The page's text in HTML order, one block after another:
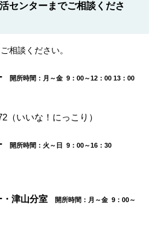
センターまでご相談くださ
相談ください。
開所時間：月～金 9：00～12：00 13：00
いいな！にっこり）
開所時間：火～日 9：00～16：30
・津山分室
開所時間：月～金 9：00～